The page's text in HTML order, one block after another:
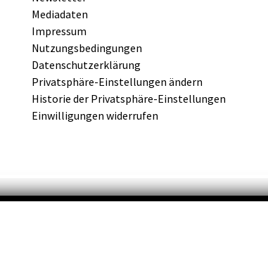
Mediadaten
Impressum
Nutzungsbedingungen
Datenschutzerklärung
Privatsphäre-Einstellungen ändern
Historie der Privatsphäre-Einstellungen
Einwilligungen widerrufen